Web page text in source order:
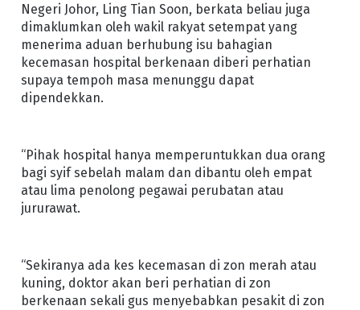
Negeri Johor, Ling Tian Soon, berkata beliau juga
dimaklumkan oleh wakil rakyat setempat yang
menerima aduan berhubung isu bahagian
kecemasan hospital berkenaan diberi perhatian
supaya tempoh masa menunggu dapat
dipendekkan.
“Pihak hospital hanya memperuntukkan dua orang
bagi syif sebelah malam dan dibantu oleh empat
atau lima penolong pegawai perubatan atau
jururawat.
“Sekiranya ada kes kecemasan di zon merah atau
kuning, doktor akan beri perhatian di zon
berkenaan sekali gus menyebabkan pesakit di zon